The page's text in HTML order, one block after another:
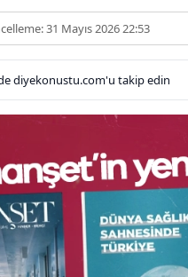
31 Mayıs 2026 22:53
diyekonustu.com'u takip edin